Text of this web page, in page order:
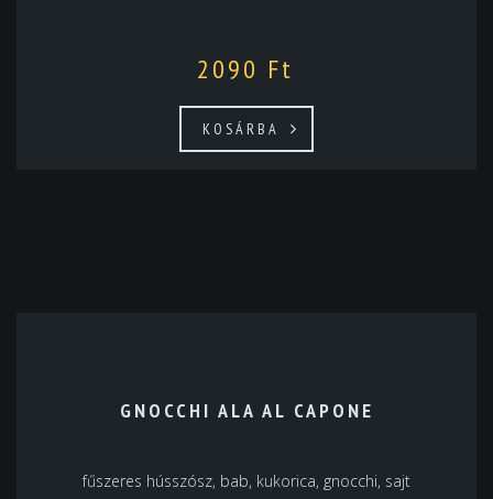
2090 Ft
KOSÁRBA
GNOCCHI ALA AL CAPONE
fűszeres hússzósz, bab, kukorica, gnocchi, sajt